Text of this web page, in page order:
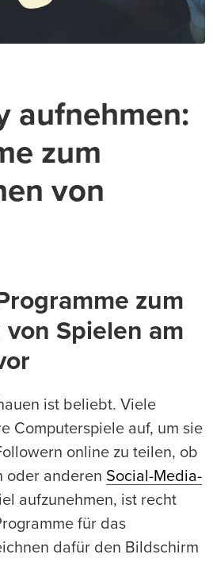
aufnehmen:
zum
von
zum
Spielen am
ist beliebt. Viele
Computerspiele auf, um sie
online zu teilen, ob
oder anderen Social-Media-
aufzunehmen, ist recht
für das
dafür den Bildschirm